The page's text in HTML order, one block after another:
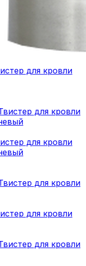
для кровли
для кровли
для кровли